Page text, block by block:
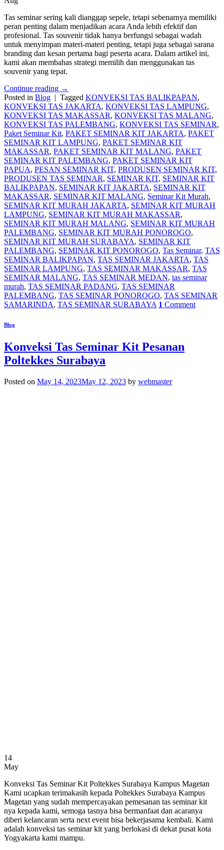
Tas seminar sering kali dianggap sepele, tetapi sebenarnya memiliki
peran penting dalam menjadikan acara Anda lebih efektif dan
profesional. Tas souvenir tidak hanya berfungsi sebagai wadah
untuk menyimpan materi-materi penting, tetapi juga sebagai sarana
branding dan kesan pertama bagi peserta acara. Dalam artikel ini,
kami akan membahas strategi memilih dan menggunakan tas
souvenir yang tepat.
Continue reading →
Posted in Blog | Tagged KONVEKSI TAS BALIKPAPAN,
KONVEKSI TAS JAKARTA, KONVEKSI TAS LAMPUNG,
KONVEKSI TAS MAKASSAR, KONVEKSI TAS MALANG,
KONVEKSI TAS PALEMBANG, KONVEKSI TAS SEMINAR,
Paket Seminar Kit, PAKET SEMINAR KIT JAKARTA, PAKET
SEMINAR KIT LAMPUNG, PAKET SEMINAR KIT
MAKASSAR, PAKET SEMINAR KIT MALANG, PAKET
SEMINAR KIT PALEMBANG, PAKET SEMINAR KIT
PAPUA, PESAN SEMINAR KIT, PRODUSEN SEMINAR KIT,
PRODUSEN TAS SEMINAR, SEMINAR KIT, SEMINAR KIT
BALIKPAPAN, SEMINAR KIT JAKARTA, SEMINAR KIT
MAKASSAR, SEMINAR KIT MALANG, Seminar Kit Murah,
SEMINAR KIT MURAH JAKARTA, SEMINAR KIT MURAH
LAMPUNG, SEMINAR KIT MURAH MAKASSAR,
SEMINAR KIT MURAH MALANG, SEMINAR KIT MURAH
PALEMBANG, SEMINAR KIT MURAH PONOROGO,
SEMINAR KIT MURAH SURABAYA, SEMINAR KIT
PALEMBANG, SEMINAR KIT PONOROGO, Tas Seminar, TAS
SEMINAR BALIKPAPAN, TAS SEMINAR JAKARTA, TAS
SEMINAR LAMPUNG, TAS SEMINAR MAKASSAR, TAS
SEMINAR MALANG, TAS SEMINAR MEDAN, tas seminar
murah, TAS SEMINAR PADANG, TAS SEMINAR
PALEMBANG, TAS SEMINAR PONOROGO, TAS SEMINAR
SAMARINDA, TAS SEMINAR SURABAYA 1 Comment
Blog
Konveksi Tas Seminar Kit Pesanan
Poltekkes Surabaya
Posted on May 14, 2023May 12, 2023 by webmaster
14
May
Konveksi Tas Seminar Kit Poltekkes Surabaya Kampus Magetan
Kami ucapkan terimakasih kepada Poltekkes Surabaya Kampus
Magetan yang sudah mempercayakan pemesanan tas seminar kit
nya kepada kami, semoga tasnya bisa bermanfaat dan acaranya
diberi kelancaran serta next event bisa bekerjasama kembali. Kami
adalah konveksi tas seminar kit yang berlokasi di dekat pusat kota
Yogyakarta kami mampu.